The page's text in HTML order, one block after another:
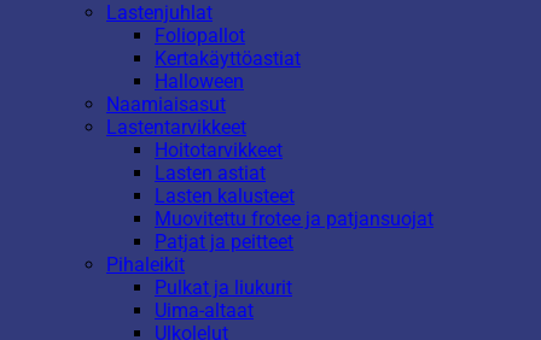
Lastenjuhlat
Foliopallot
Kertakäyttöastiat
Halloween
Naamiaisasut
Lastentarvikkeet
Hoitotarvikkeet
Lasten astiat
Lasten kalusteet
Muovitettu frotee ja patjansuojat
Patjat ja peitteet
Pihaleikit
Pulkat ja liukurit
Uima-altaat
Ulkolelut